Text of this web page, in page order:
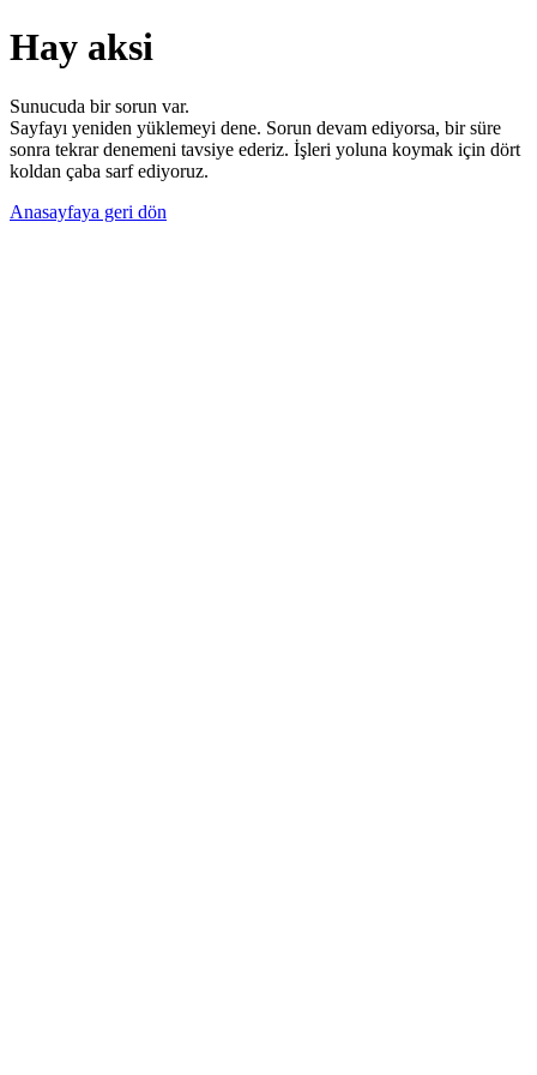
Hay aksi
Sunucuda bir sorun var.
Sayfayı yeniden yüklemeyi dene. Sorun devam ediyorsa, bir süre
sonra tekrar denemeni tavsiye ederiz. İşleri yoluna koymak için dört
koldan çaba sarf ediyoruz.
Anasayfaya geri dön